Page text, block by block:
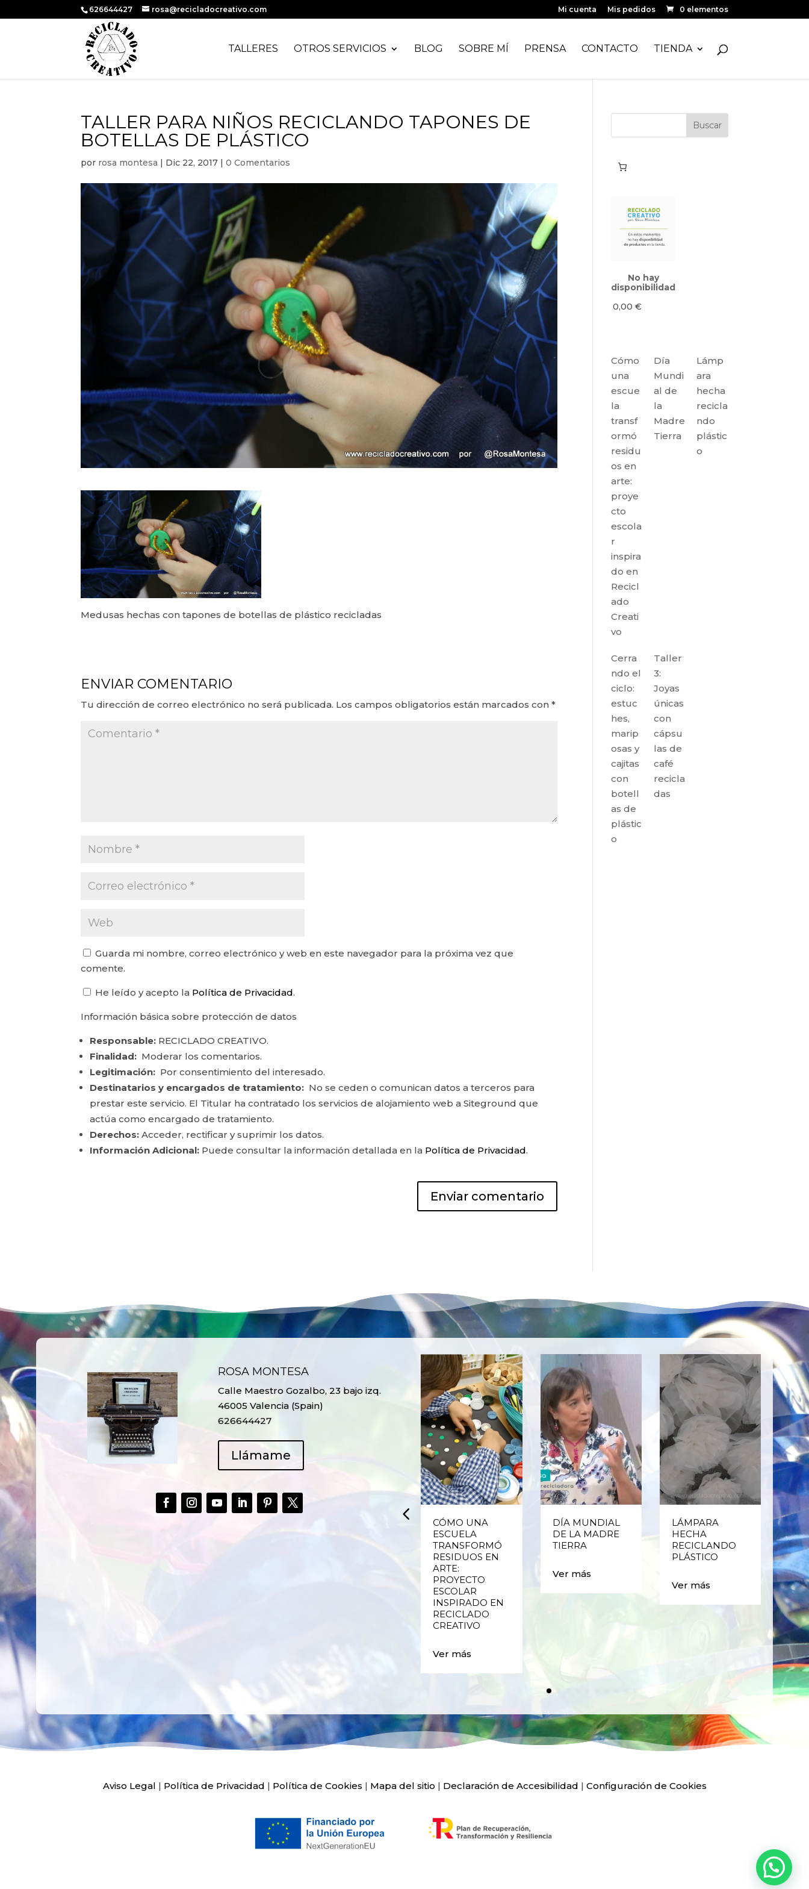
626644427 rosa@recicladocreativo.com Mi cuenta Mis pedidos 0 elementos
TALLERES OTROS SERVICIOS BLOG SOBRE MÍ PRENSA CONTACTO TIENDA
TALLER PARA NIÑOS RECICLANDO TAPONES DE
BOTELLAS DE PLÁSTICO
por rosa montesa | Dic 22, 2017 |0 Comentarios
Medusas hechas con tapones de botellas de plástico recicladas
ENVIAR COMENTARIO
Tu dirección de correo electrónico no será publicada. Los campos obligatorios están marcados con*
Guarda mi nombre, correo electrónico y web en este navegador para la próxima vez que
comente.
He leído y acepto la Política de Privacidad.
Información básica sobre protección de datos
Responsable: RECICLADO CREATIVO.
Finalidad: Moderar los comentarios.
Legitimación: Por consentimiento del interesado.
Destinatarios y encargados de tratamiento: No se ceden o comunican datos a terceros para
prestar este servicio. El Titular ha contratado los servicios de alojamiento web a Siteground que
actúa como encargado de tratamiento.
Derechos: Acceder, rectificar y suprimir los datos.
Información Adicional: Puede consultar la información detallada en la Política de Privacidad.
No hay
disponibilidad
0,00€
Cómo
una
escue
la
transf
ormó
residu
os en
arte:
proye
cto
escola
r
inspira
do en
Recicl
ado
Creati
vo
Día
Mundi
al de
la
Madre
Tierra
Lámp
ara
hecha
recicla
ndo
plástic
o
Cerra
ndo el
ciclo:
estuc
hes,
marip
osas y
cajitas
con
botell
as de
plástic
o
Taller
3:
Joyas
únicas
con
cápsu
las de
café
recicla
das
ROSA MONTESA
Calle Maestro Gozalbo, 23 bajo izq.
46005 Valencia (Spain)
626644427
Llámame
RECICLADO EN
CÓMO UNA
ESCUELA
TRANSFORMÓ
RESIDUOS EN
ARTE:
PROYECTO
ESCOLAR
INSPIRADO EN
RECICLADO
CREATIVO
Ver más
DÍA MUNDIAL
DE LA MADRE
TIERRA
Ver más
LÁMPARA
HECHA
RECICLANDO
PLÁSTICO
Ver más
Aviso Legal | Política de Privacidad | Política de Cookies | Mapa del sitio | Declaración de Accesibilidad | Configuración de Cookies